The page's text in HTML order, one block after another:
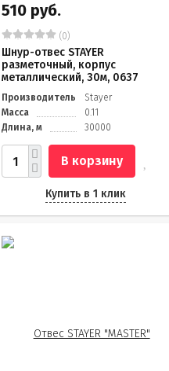
510 руб.
(0)
Шнур-отвес STAYER
разметочный, корпус
металлический, 30м, 0637
Производитель
Stayer
Масса
0.11
Длина, м
30000
В корзину
Купить в 1 клик